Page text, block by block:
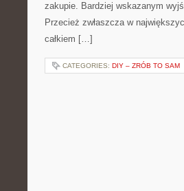
zakupie. Bardziej wskazanym
Przecież zwłaszcza w
całkiem […]
CATEGORIES: DIY – ZRÓB TO SAM